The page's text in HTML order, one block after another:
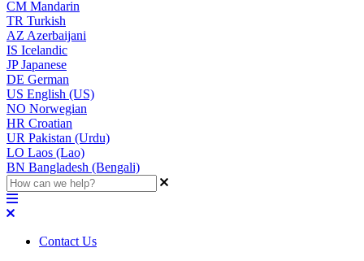
CM Mandarin
TR Turkish
AZ Azerbaijani
IS Icelandic
JPJapanese
DE German
US English (US)
NO Norwegian
HR Croatian
UR Pakistan (Urdu)
LO Laos (Lao)
BN Bangladesh (Bengali)
Contact Us